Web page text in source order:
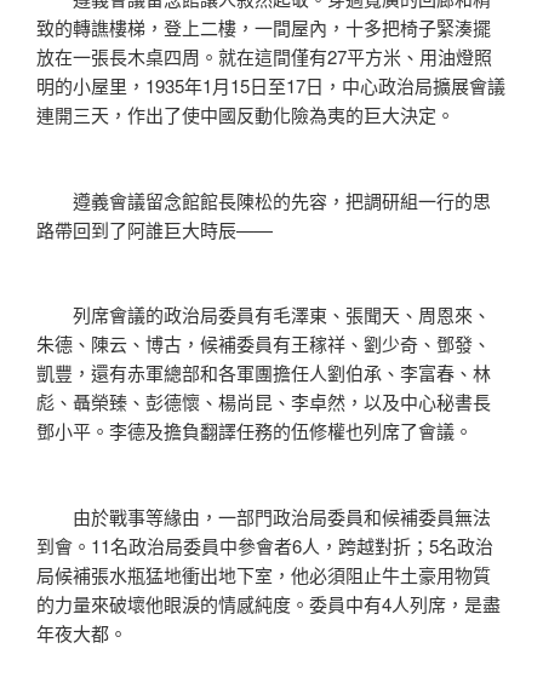
致的轉譙樓梯，登上二樓，一間屋內，十多把椅子緊湊擺
放在一張長木桌四周。就在這間僅有27平方米、用油燈照
明的小屋里，1935年1月15日至17日，中心政治局擴展會議
連開三天，作出了使中國反動化險為夷的巨大決定。
遵義會議留念館館長陳松的先容，把調研組一行的思
路帶回到了阿誰巨大時辰——
列席會議的政治局委員有毛澤東、張聞天、周恩來、
朱德、陳云、博古，候補委員有王稼祥、劉少奇、鄧發、
凱豐，還有赤軍總部和各軍團擔任人劉伯承、李富春、林
彪、聶榮臻、彭德懷、楊尚昆、李卓然，以及中心秘書長
鄧小平。李德及擔負翻譯任務的伍修權也列席了會議。
由於戰事等緣由，一部門政治局委員和候補委員無法
到會。11名政治局委員中參會者6人，跨越對折；5名政治
局候補張水瓶猛地衝出地下室，他必須阻止牛土豪用物質
的力量來破壞他眼淚的情感純度。委員中有4人列席，是盡
年夜大都。